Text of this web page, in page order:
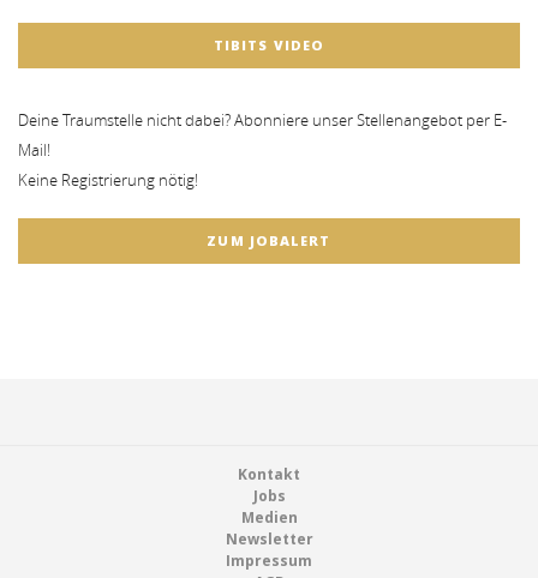
TIBITS VIDEO
Deine Traumstelle nicht dabei? Abonniere unser Stellenangebot per E-
Mail!
Keine Registrierung nötig!
ZUM JOBALERT
Kontakt
Jobs
Medien
Newsletter
Impressum